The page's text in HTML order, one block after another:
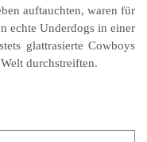
auftauchten, waren für
echte Underdogs in einer
glattrasierte Cowboys
durchstreiften.